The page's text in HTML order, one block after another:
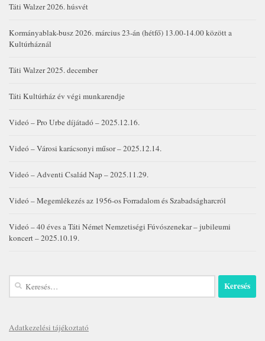
Táti Walzer 2026. húsvét
Kormányablak-busz 2026. március 23-án (hétfő) 13.00-14.00 között a
Kultúrháznál
Táti Walzer 2025. december
Táti Kultúrház év végi munkarendje
Videó – Pro Urbe díjátadó – 2025.12.16.
Videó – Városi karácsonyi műsor – 2025.12.14.
Videó – Adventi Család Nap – 2025.11.29.
Videó – Megemlékezés az 1956-os Forradalom és Szabadságharcról
Videó – 40 éves a Táti Német Nemzetiségi Fúvószenekar – jubileumi
koncert – 2025.10.19.
Keresés:
Adatkezelési tájékoztató